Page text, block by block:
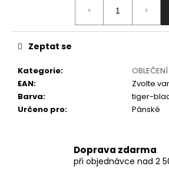
Kategorie:
OBLEČENÍ
EAN:
Zvolte
Barva:
tiger-
Určeno pro: Pánské
Zeptat se
Doprava zdarma
při objednávce nad 2